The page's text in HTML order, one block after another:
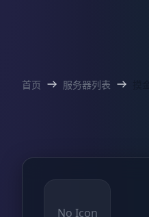
首页 服务器列表
No Icon